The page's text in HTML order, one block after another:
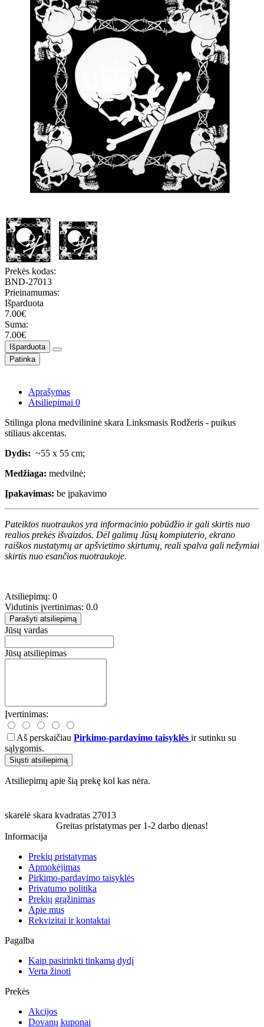
Prekės kodas:
BND-27013
Prieinamumas:
Išparduota
7.00€
Suma:
7.00€
Išparduota
Patinka
Aprašymas
Atsiliepimai 0
Stilinga plona medvilininė skara Linksmasis Rodžeris - puikus
stiliaus akcentas.
Dydis: ~55 x 55 cm;
Medžiaga: medvilnė;
Įpakavimas: be įpakavimo
Pateiktos nuotraukos yra informacinio pobūdžio ir gali skirtis nuo
realios prekės išvaizdos. Dėl galimų Jūsų kompiuterio, ekrano
raiškos nustatymų ar apšvietimo skirtumų, reali spalva gali nežymiai
skirtis nuo esančios nuotraukoje.
Atsiliepimų: 0
Vidutinis įvertinimas: 0.0
Parašyti atsiliepimą
Jūsų vardas
Jūsų atsiliepimas
Įvertinimas:
Aš perskaičiau Pirkimo-pardavimo taisyklės ir sutinku su
sąlygomis.
Siųsti atsiliepimą
Atsiliepimų apie šią prekę kol kas nėra.
skarelė skara kvadratas 27013
Greitas pristatymas per 1-2 darbo dienas!
Informacija
Prekių pristatymas
Apmokėjimas
Pirkimo-pardavimo taisyklės
Privatumo politika
Prekių grąžinimas
Apie mus
Rekvizitai ir kontaktai
Pagalba
Kaip pasirinkti tinkamą dydį
Verta žinoti
Prekės
Akcijos
Dovanų kuponai